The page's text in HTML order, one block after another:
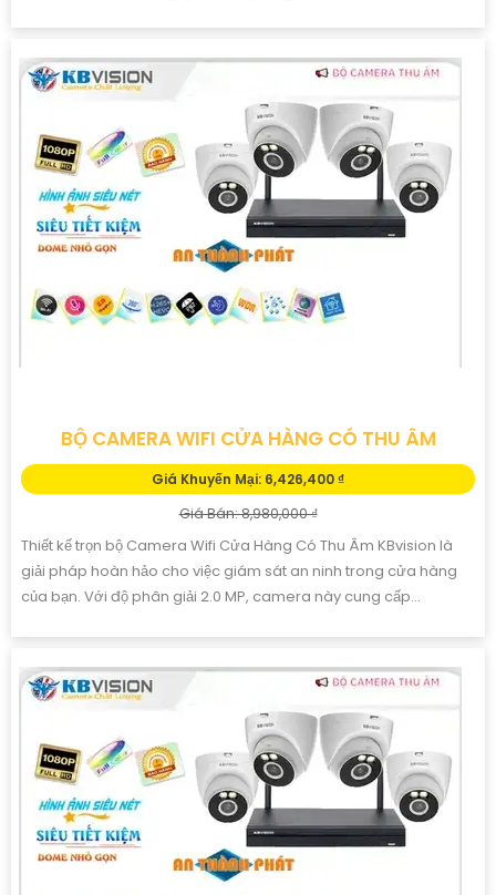
BỘ CAMERA WIFI CỬA HÀNG CÓ THU ÂM
Giá Khuyến Mại: 6,426,400 ₫
Giá Bán: 8,980,000 ₫
Thiết kế trọn bộ Camera Wifi Cửa Hàng Có Thu Âm KBvision là
giải pháp hoàn hảo cho việc giám sát an ninh trong cửa hàng
của bạn. Với độ phân giải 2.0 MP, camera này cung cấp...